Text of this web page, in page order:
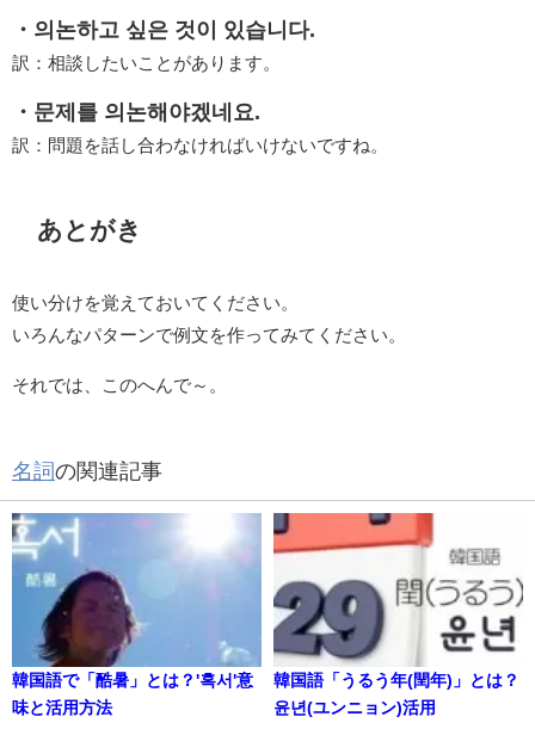
・의논하고 싶은 것이 있습니다.
訳：相談したいことがあります。
・문제를 의논해야겠네요.
訳：問題を話し合わなければいけないですね。
あとがき
使い分けを覚えておいてください。
いろんなパターンで例文を作ってみてください。
それでは、このへんで～。
名詞の関連記事
韓国語で「酷暑」とは？'혹서'意
味と活用方法
韓国語「うるう年(閏年)」とは？
윤년(ユンニョン)活用